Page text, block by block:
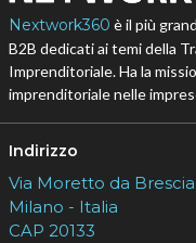
Nextwork360 è il più
B2B dedicati ai temi della
Imprenditoriale. Ha la
imprenditoriale nelle
Indirizzo
Via Moretto da
Milano - Italia
CAP 20133